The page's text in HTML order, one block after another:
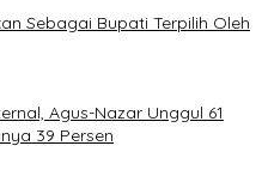
Sebagai Bupati Terpilih Oleh
Agus-Nazar Unggul 61
39 Persen